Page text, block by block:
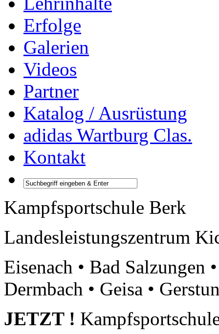
Erfolge
Galerien
Videos
Partner
Katalog / Ausrüstung
adidas Wartburg Clas.
Kontakt
Kampfsportschule Berk
Landesleistungszentrum
Eisenach • Bad Salzungen
Dermbach • Geisa •
JETZT !